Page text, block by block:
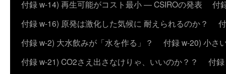
付録 w-14) 再生可能がコスト最小 ― CSIROの発表
付
付録 w-16) 原発は激化した気候に 耐えられるのか？
付録 w-2) 大水飲みが「水を作る」？
付録 w-20) 小さ
付録 w-21) CO2さえ出さなけりゃ、いいのか？？
付